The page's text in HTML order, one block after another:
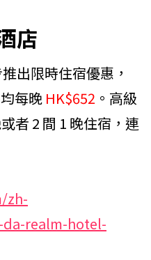
店
出限時住宿優惠，
均每晚 HK$652 。高級
者 2 間 1 晚住宿，連
zh-
realm-hotel-